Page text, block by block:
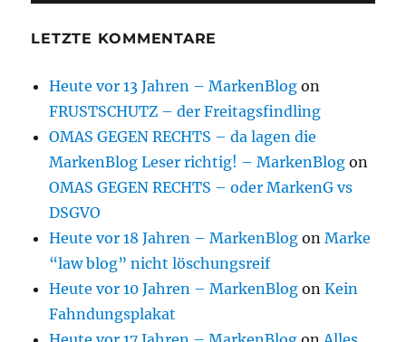
LETZTE KOMMENTARE
Heute vor 13 Jahren – MarkenBlog on
FRUSTSCHUTZ – der Freitagsfindling
OMAS GEGEN RECHTS – da lagen die
MarkenBlog Leser richtig! – MarkenBlog on
OMAS GEGEN RECHTS – oder MarkenG vs
DSGVO
Heute vor 18 Jahren – MarkenBlog onMarke
“law blog” nicht löschungsreif
Heute vor 10 Jahren – MarkenBlog onKein
Fahndungsplakat